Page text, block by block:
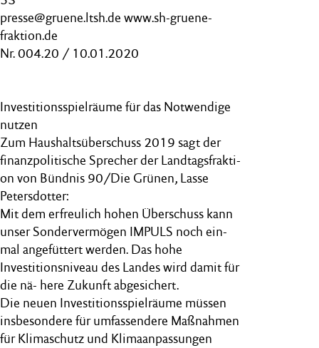
presse@gruene.ltsh.de www.sh-gruene-
fraktion.de
Nr. 004.20 / 10.01.2020
Investitionsspielräume für das Notwendige
nutzen
Zum Haushaltsüberschuss 2019 sagt der
finanzpolitische Sprecher der Landtagsfrakti-
on von Bündnis 90/Die Grünen, Lasse
Petersdotter:
Mit dem erfreulich hohen Überschuss kann
unser Sondervermögen IMPULS noch ein-
mal angefüttert werden. Das hohe
Investitionsniveau des Landes wird damit für
die nä- here Zukunft abgesichert.
Die neuen Investitionsspielräume müssen
insbesondere für umfassendere Maßnahmen
für Klimaschutz und Klimaanpassungen